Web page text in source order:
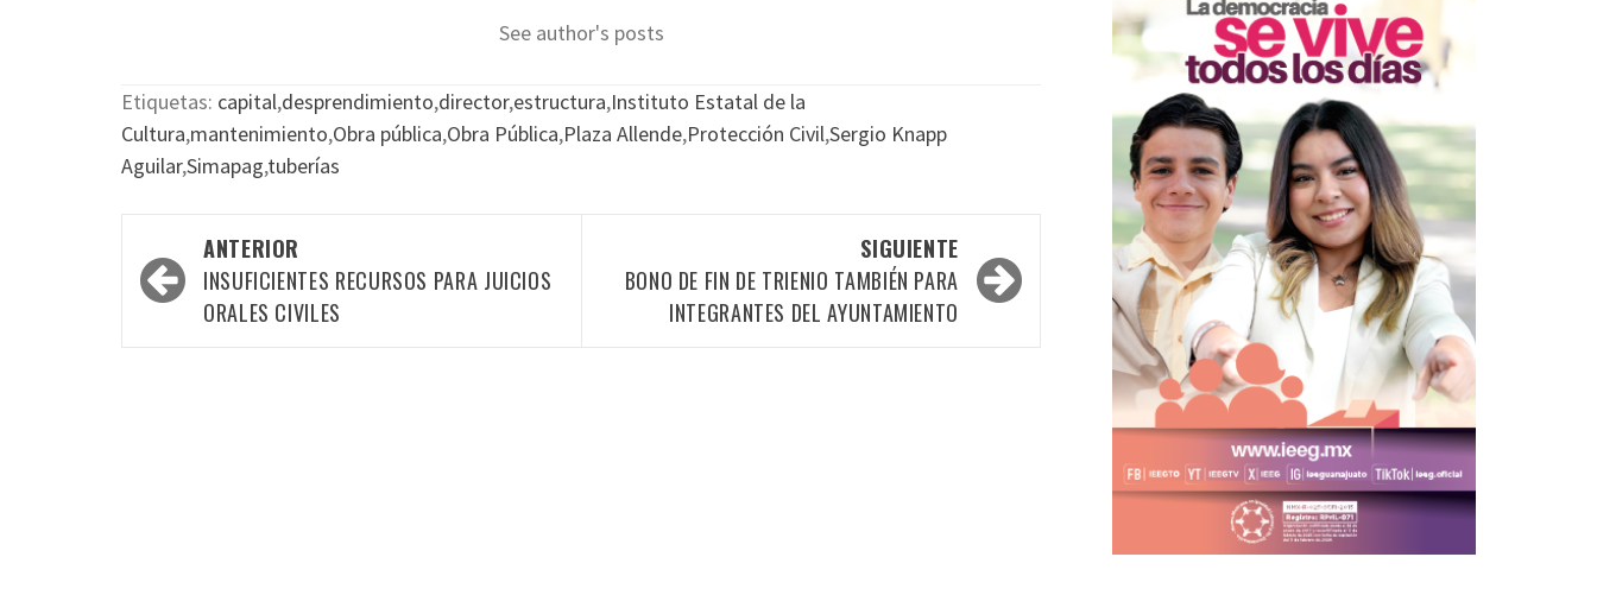
See author's posts
Etiquetas: capital,desprendimiento,director,estructura,Instituto Estatal de la
Cultura,mantenimiento,Obra pública,Obra Pública,Plaza Allende,Protección Civil,Sergio Knapp
Aguilar,Simapag,tuberías
Navegación
por
ANTERIOR
INSUFICIENTES RECURSOS PARA JUICIOS
ORALES CIVILES
SIGUIENTE
BONO DE FIN DE TRIENIO TAMBIÉN PARA
INTEGRANTES DEL AYUNTAMIENTO